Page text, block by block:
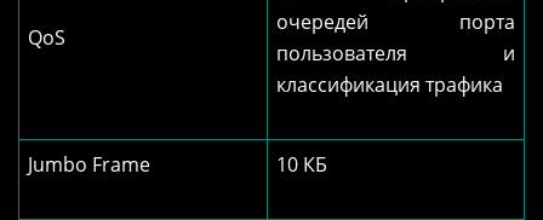
QoS
очередей порта
пользователя и
классификация трафика
Jumbo Frame 10 КБ